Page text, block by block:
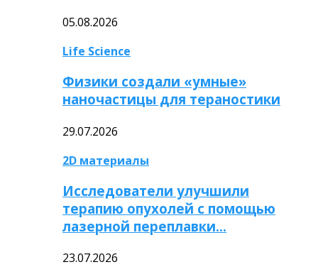
05.08.2026
Life Science
Физики создали «умные»
наночастицы для тераностики
29.07.2026
2D материалы
Исследователи улучшили
терапию опухолей с помощью
лазерной переплавки…
23.07.2026